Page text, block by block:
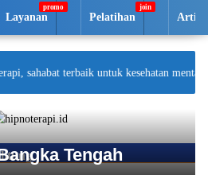
Layanan Pelatihan
sahabat terbaik untuk kesehatan mental
Tengah